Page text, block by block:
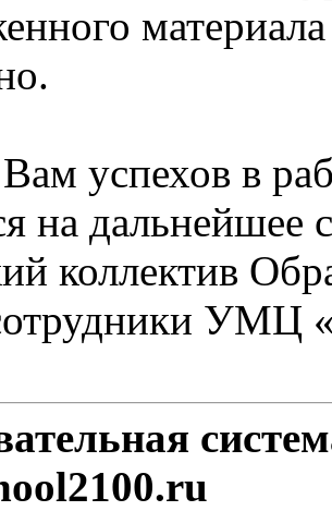
успехов в
на дальнейшее
коллектив
УМЦ